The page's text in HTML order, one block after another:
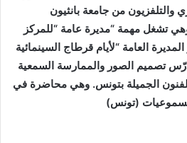
من جامعة بانثيون
ومنذ سنة2020 وهي تشغل مهمة “مديرة عامة “للمركز
العامة “لأيام قرطاج السينمائية
منذ الدورة 33، وتدرّس تصميم الصور والممارسة السمعية
الجميلة بتونس. وهي محاضرة في
(تونس)